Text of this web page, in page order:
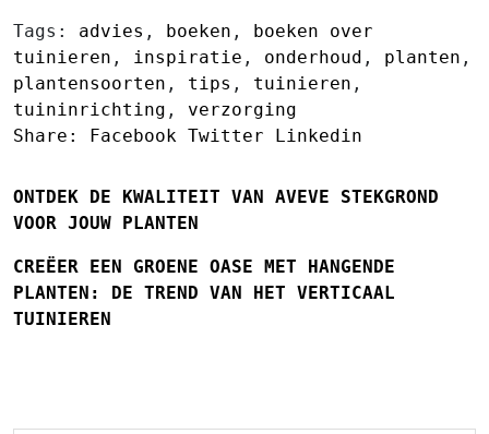
Tags: advies , boeken ,
boeken over
tuinieren , inspiratie , onderhoud , planten ,
plantensoorten , tips , tuinieren ,
tuininrichting , verzorging
Share:
Facebook Twitter Linkedin
ONTDEK DE KWALITEIT VAN AVEVE STEKGROND
VOOR JOUW PLANTEN
CREËER EEN GROENE OASE MET HANGENDE
PLANTEN: DE TREND VAN HET VERTICAAL
TUINIEREN